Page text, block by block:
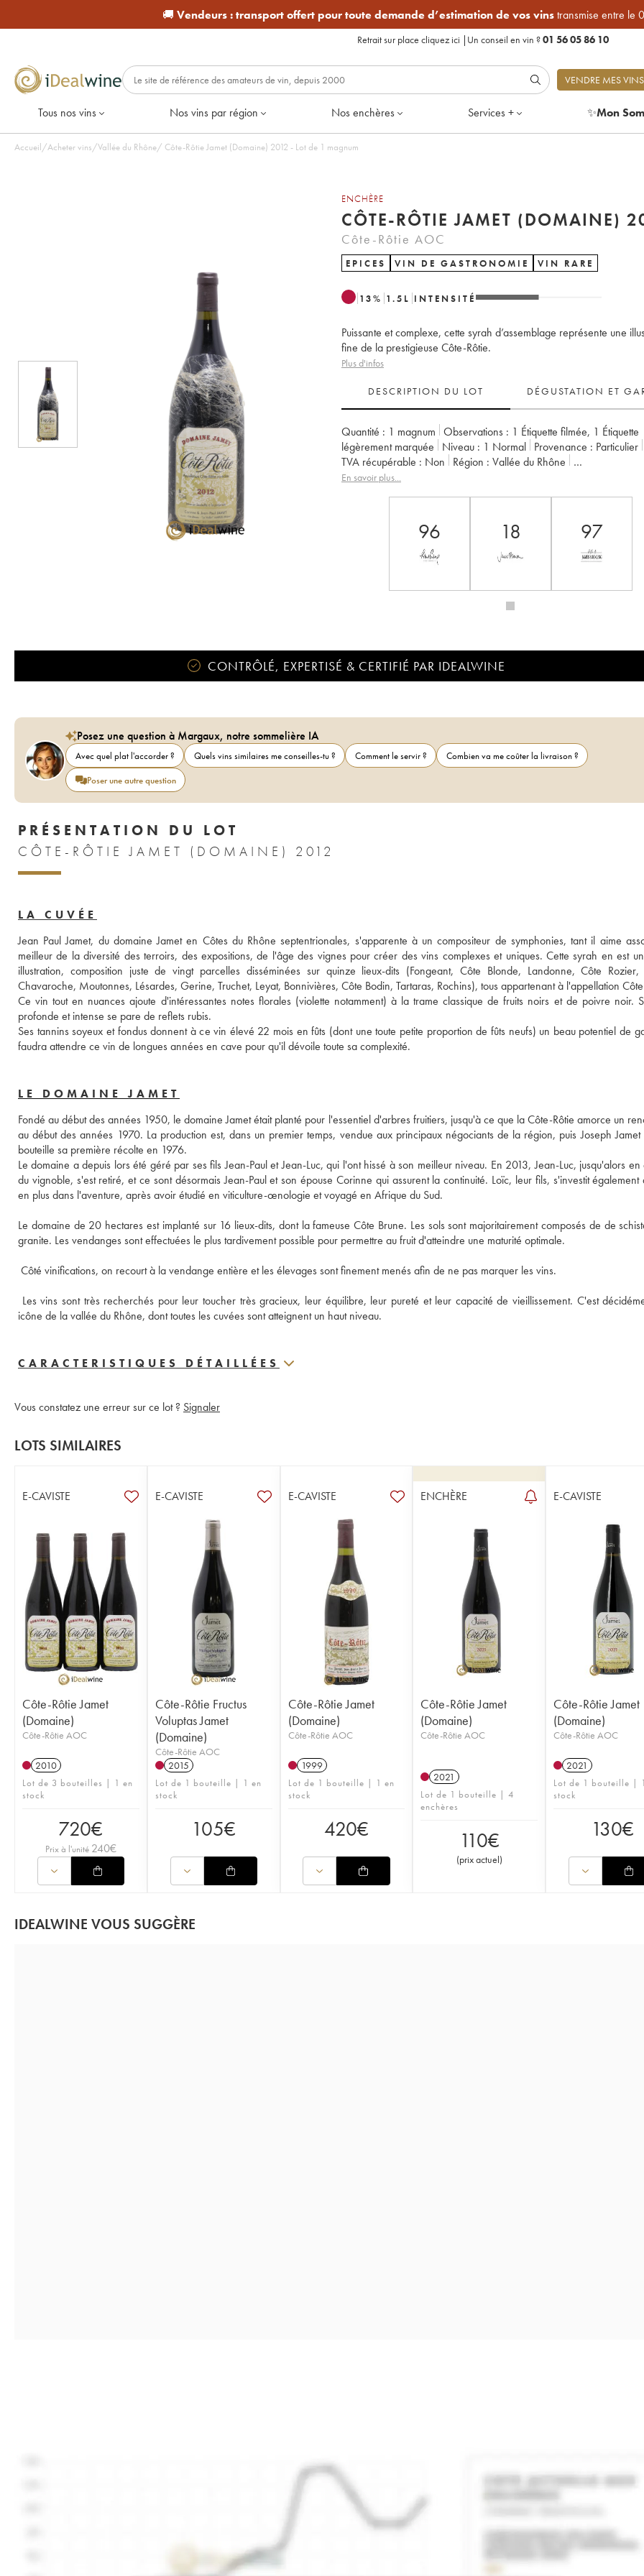
🚚 Vendeurs :transport offert pour toute demande d’estimation de vos vinstransmise entre le
Retrait sur place cliquez ici | Un conseil en vin ?01 56 05 86 10
VENDRE MES VINS
Tous nos vins Nos vins par région Nos enchères Services + ✨Mon
Accueil/Acheter vins/Vallée du Rhône/ Côte-Rôtie Jamet (Domaine) 2012 - Lot de 1 magnum
ENCHÈRE
CÔTE-RÔTIE JAMET (DOMAINE)
Côte-Rôtie AOC
EPICES VIN DE GASTRONOMIE VIN RARE
13% 1.5 L INTENSITÉ
Puissante et complexe, cette syrah d’assemblage représente une
fine de la prestigieuse Côte-Rôtie.
Plus d'infos
DESCRIPTION DU LOT DÉGUSTATION ET
Quantité : 1 magnum Observations : 1 Étiquette filmée, 1 Étiquette
légèrement marquée
Niveau : 1 Normal Provenance : particulier
TVA récupérable :
non Région :
Vallée du Rhône
Appellation :
En savoir plus...
96 18 97
CONTRÔLÉ, EXPERTISÉ & CERTIFIÉ PAR IDEALWINE
Posez une question à Margaux, notre sommelière IA
Avec quel plat l'accorder ? Quels vins similaires me conseilles-tu ? Comment le servir ?
Combien va me coûter la livraison ?
Poser une autre question
PRÉSENTATION DU LOT
CÔTE-RÔTIE JAMET (DOMAINE) 2012
LA CUVÉE
Jean Paul Jamet, du domaine Jamet en Côtes du Rhône septentrionales, s'apparente à un compositeur de symphonies, tant il aime
meilleur de la diversité des terroirs, des expositions, de l'âge des vignes pour créer des vins complexes et uniques. Cette syrah en est
illustration, composition juste de vingt parcelles disséminées sur quinze lieux-dits (Fongeant, Côte Blonde, Landonne, Côte Rozier,
Chavaroche, Moutonnes, Lésardes, Gerine, Truchet, Leyat, Bonnivières, Côte Bodin, Tartaras, Rochins), tous appartenant à l'appellation
Ce vin tout en nuances ajoute d'intéressantes notes florales (violette notamment) à la trame classique de fruits noirs et de poivre noir.
profonde et intense se pare de reflets rubis.
Ses tannins soyeux et fondus donnent à ce vin élevé 22 mois en fûts (dont une toute petite proportion de fûts neufs) un beau potentiel de
faudra attendre ce vin de longues années en cave pour qu'il dévoile toute sa complexité.
LE DOMAINE JAMET
Fondé au début des années 1950, le domaine Jamet était planté pour l'essentiel d'arbres fruitiers, jusqu'à ce que la Côte-Rôtie amorce un
au début des années 1970. La production est, dans un premier temps, vendue aux principaux négociants de la région, puis Joseph Jamet
bouteille sa première récolte en 1976.
Le domaine a depuis lors été géré par ses fils Jean-Paul et Jean-Luc, qui l'ont hissé à son meilleur niveau. En 2013, Jean-Luc, jusqu'alors
du vignoble, s'est retiré, et ce sont désormais Jean-Paul et son épouse Corinne qui assurent la continuité. Loïc, leur fils, s'investit également
en plus dans l'aventure, après avoir étudié en viticulture-œnologie et voyagé en Afrique du Sud.
Le domaine de 20 hectares est implanté sur 16 lieux-dits, dont la fameuse Côte Brune. Les sols sont majoritairement composés de de
granite. Les vendanges sont effectuées le plus tardivement possible pour permettre au fruit d'atteindre une maturité optimale.
Côté vinifications, on recourt à la vendange entière et les élevages sont finement menés afin de ne pas marquer les vins.
Les vins sont très recherchés pour leur toucher très gracieux, leur équilibre, leur pureté et leur capacité de vieillissement. C'est
icône de la vallée du Rhône, dont toutes les cuvées sont atteignent un haut niveau.
CARACTERISTIQUES DÉTAILLÉES
Vous constatez une erreur sur ce lot ? Signaler
LOTS SIMILAIRES
E-CAVISTE
Côte-Rôtie Jamet
(Domaine)
Côte-Rôtie AOC
2010
Lot de 3 bouteilles | 1 en
stock
720€
Prix à l'unité 240€
E-CAVISTE
Côte-Rôtie Fructus
Voluptas Jamet
(Domaine)
Côte-Rôtie AOC
2015
Lot de 1 bouteille | 1 en
stock
105€
E-CAVISTE
Côte-Rôtie Jamet
(Domaine)
Côte-Rôtie AOC
1999
Lot de 1 bouteille | 1 en
stock
420€
ENCHÈRE
Côte-Rôtie Jamet
(Domaine)
Côte-Rôtie AOC
2021
Lot de 1 bouteille | 4
enchères
110€
(prix actuel)
E-CAVISTE
Côte-Rôtie Jamet
(Domaine)
Côte-Rôtie AOC
2021
Lot de 1 bouteille |
stock
130€
IDEALWINE VOUS SUGGÈRE